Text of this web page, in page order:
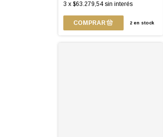
3 x $63.279,54 sin interés
2en stock